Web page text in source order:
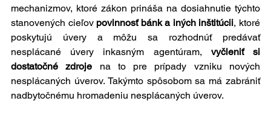
mechanizmov, ktoré zákon prináša na dosiahnutie týchto
stanovených cieľov povinnosť bánk a iných inštitúcii, ktoré
poskytujú úvery a môžu sa rozhodnúť predávať
nesplácané úvery inkasným agentúram, vyčleniť si
dostatočné zdroje na to pre prípady vzniku nových
nesplácaných úverov. Takýmto spôsobom sa má zabrániť
nadbytočnému hromadeniu nesplácaných úverov.